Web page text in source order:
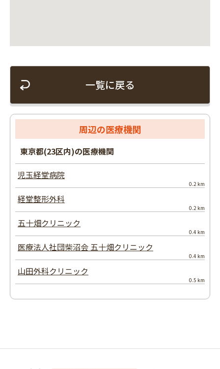
一覧に戻る
周辺の医療機関
東京都(23区内)の医療機関
児玉経堂病院
0.2 km
経堂整形外科
0.2 km
五十畑クリニック
0.4 km
医療法人社団柴沼会 五十畑クリニック
0.4 km
山田外科クリニック
0.5 km